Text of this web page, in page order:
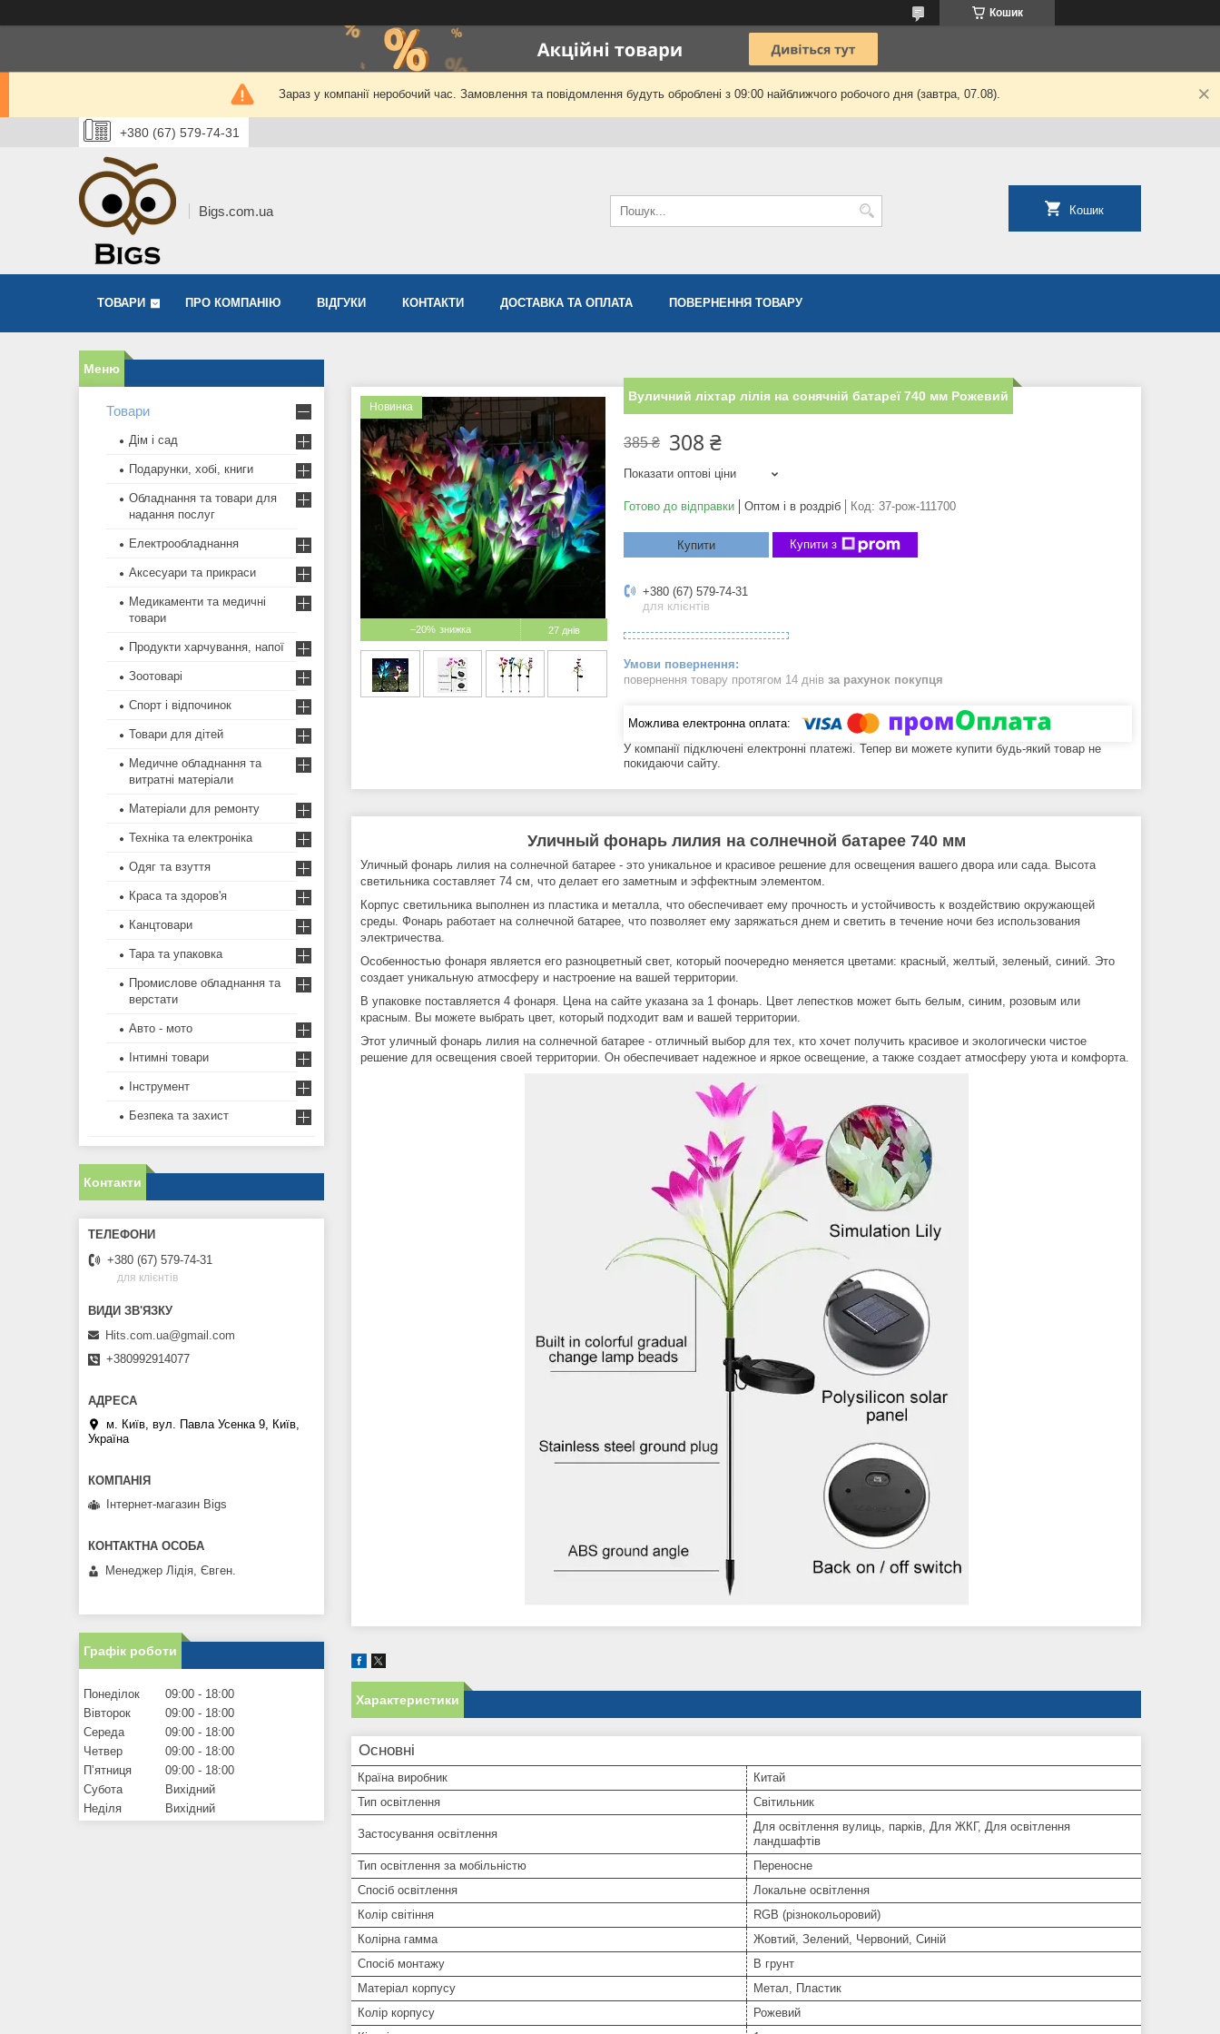
Кошик
Зараз у компанії неробочий час. Замовлення та повідомлення будуть оброблені з 09:00 найближчого робочого дня (завтра, 07.08).
+380 (67) 579-74-31
Bigs.com.ua Кошик
ТОВАРИ ПРО КОМПАНІЮ ВІДГУКИ КОНТАКТИ ДОСТАВКА ТА ОПЛАТА ПОВЕРНЕННЯ ТОВАРУ
–20% 27 днів
Новинка
Вуличний ліхтар лілія на сонячній батареї 740 мм Рожевий
385 ₴ 308 ₴
Показати оптові ціни
Готово до відправки Оптом і в роздріб Код: 37-рож-111700
Купити Купити з
+380 (67) 579-74-31
для клієнтів
повернення товару протягом 14 днів за рахунок покупця
У компанії підключені електронні платежі. Тепер ви можете купити будь-який товар не
покидаючи сайту.
Уличный фонарь лилия на солнечной батарее 740 мм
Уличный фонарь лилия на солнечной батарее - это уникальное и красивое решение для освещения вашего двора или сада. Высота
светильника составляет 74 см, что делает его заметным и эффектным элементом.
Корпус светильника выполнен из пластика и металла, что обеспечивает ему прочность и устойчивость к воздействию окружающей
среды. Фонарь работает на солнечной батарее, что позволяет ему заряжаться днем и светить в течение ночи без использования
электричества.
Особенностью фонаря является его разноцветный свет, который поочередно меняется цветами: красный, желтый, зеленый, синий. Это
создает уникальную атмосферу и настроение на вашей территории.
В упаковке поставляется 4 фонаря. Цена на сайте указана за 1 фонарь. Цвет лепестков может быть белым, синим, розовым или
красным. Вы можете выбрать цвет, который подходит вам и вашей территории.
Этот уличный фонарь лилия на солнечной батарее - отличный выбор для тех, кто хочет получить красивое и экологически чистое
решение для освещения своей территории. Он обеспечивает надежное и яркое освещение, а также создает атмосферу уюта и комфорта.
Характеристики
Основні
Країна виробник
Китай
Тип освітлення
Світильник
Застосування освітлення
Для освітлення вулиць, парків, Для ЖКГ, Для освітлення
ландшафтів
Тип освітлення за мобільністю
Переносне
Спосіб освітлення
Локальне освітлення
Колір світіння
RGB (різнокольоровий)
Колірна гамма
Жовтий, Зелений, Червоний, Синій
Спосіб монтажу
В грунт
Матеріал корпусу
Метал, Пластик
Колір корпусу
Рожевий
Товари
Дім і сад
Подарунки, хобі, книги
Обладнання та товари для
надання послуг
Електрообладнання
Аксесуари та прикраси
Медикаменти та медичні
товари
Продукти харчування, напої
Зоотоварі
Спорт і відпочинок
Товари для дітей
Медичне обладнання та
витратні матеріали
Матеріали для ремонту
Техніка та електроніка
Одяг та взуття
Краса та здоров'я
Канцтовари
Тара та упаковка
Промислове обладнання та
верстати
Авто - мото
Інтимні товари
Інструмент
Безпека та захист
Контакти
+380 (67) 579-74-31
для клієнтів
Hits.com.ua@gmail.com
+380992914077
м. Київ, вул. Павла Усенка 9, Київ,
Україна
Інтернет-магазин Bigs
Менеджер Лідія, Євген.
Графік роботи
Понеділок 09:00
18:00
Вівторок
09:00
18:00
Середа
09:00
18:00
Четвер
09:00
18:00
Пʼятниця
09:00
18:00
Субота
Вихідний
Неділя
Вихідний